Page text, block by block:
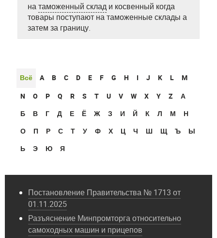
натаможенный склад и косвенный когда
товары поступают на таможенные склады а
затем за границу.
Всё A B C D E F G H I J K L
M
N
O P Q R S T U V W X Y Z
А
Б
В Г Д Е Ё Ж З И Й К Л М
Н
О
П Р С Т У Ф Х Ц Ч Ш Щ Ъ
Ы
Ь
Э Ю Я
Постановление Правительства № 1713 от
01.11.2025
Разъяснение Минпромторга относительно
самоходных машин и прицепов